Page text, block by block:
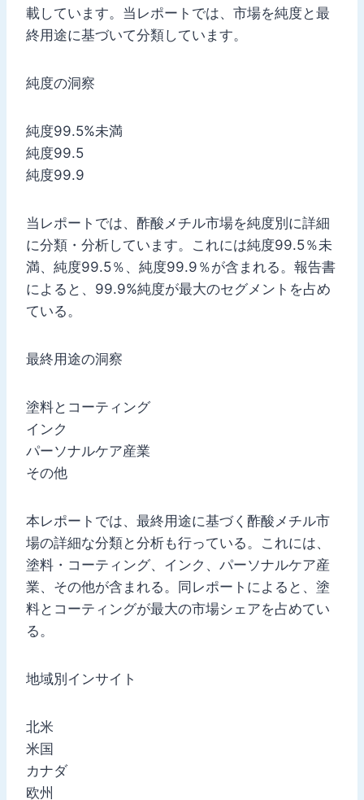
載しています。当レポートでは、市場を純度と最
終用途に基づいて分類しています。
純度の洞察
純度99.5%未満
純度99.5
純度99.9
当レポートでは、酢酸メチル市場を純度別に詳細
に分類・分析しています。これには純度99.5％未
満、純度99.5％、純度99.9％が含まれる。報告書
によると、99.9%純度が最大のセグメントを占め
ている。
最終用途の洞察
塗料とコーティング
インク
パーソナルケア産業
その他
本レポートでは、最終用途に基づく酢酸メチル市
場の詳細な分類と分析も行っている。これには、
塗料・コーティング、インク、パーソナルケア産
業、その他が含まれる。同レポートによると、塗
料とコーティングが最大の市場シェアを占めてい
る。
地域別インサイト
北米
米国
カナダ
欧州